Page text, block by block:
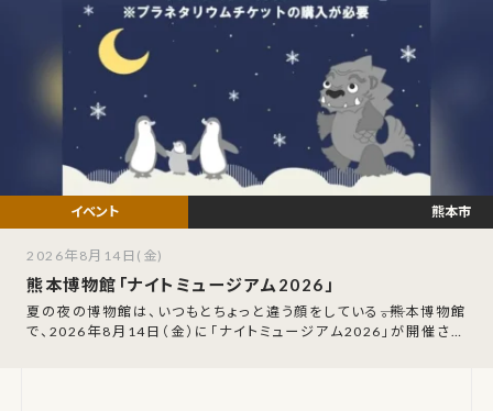
熊本博物館「ナイトミュージアム2026」
夏の夜の博物館は、いつもとちょっと違う顔をしている――。熊本博物館
で、2026年8月14日（金）に「ナイトミュージアム2026」が開催され
熊本市
2026年8月14日(金)